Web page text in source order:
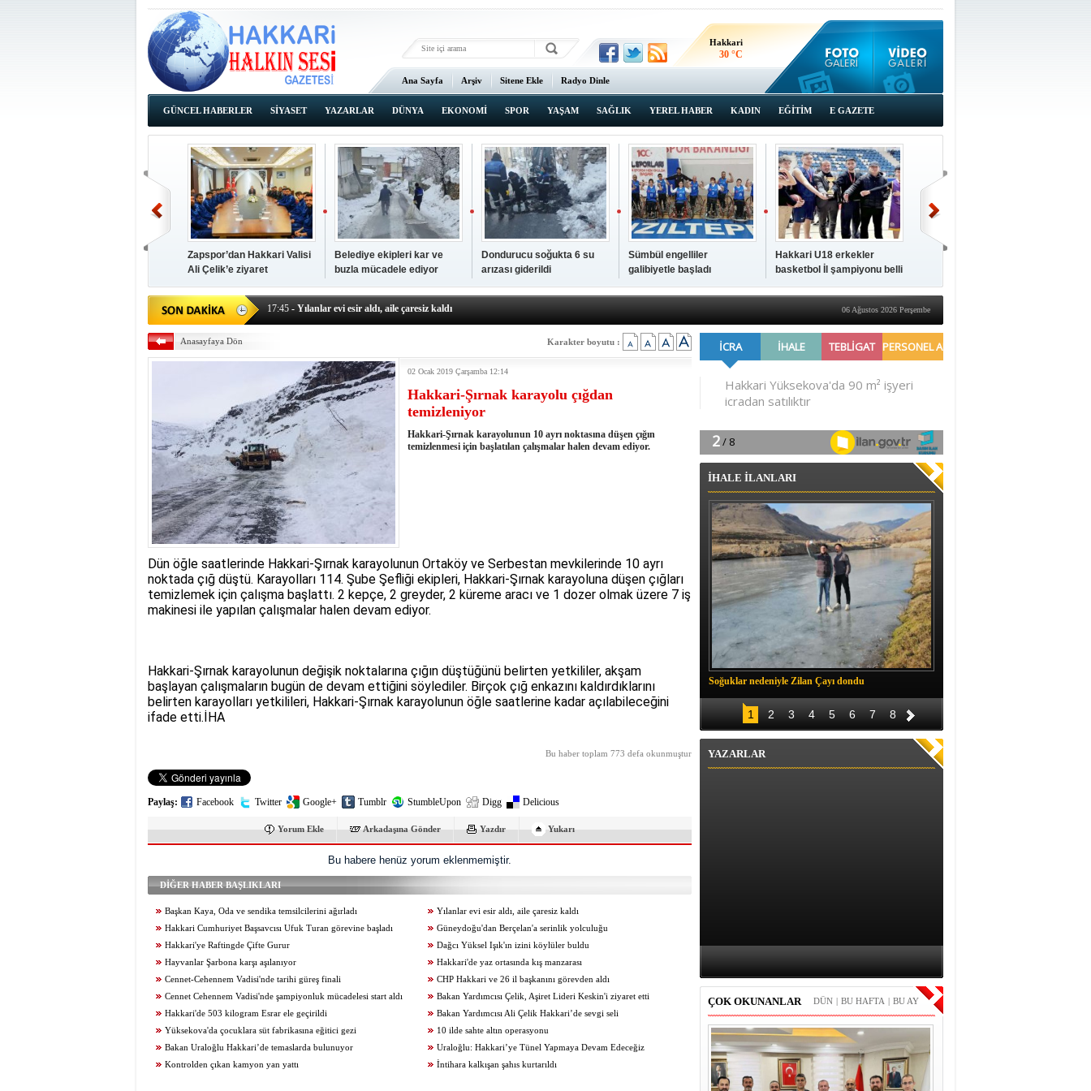
Hakkari
30 °C
Ana Sayfa Arşiv Sitene Ekle Radyo Dinle
GÜNCEL HABERLER SİYASET YAZARLAR DÜNYA EKONOMİ SPOR YAŞAM SAĞLIK YEREL HABER KADIN EĞİTİM E GAZETE
Zapspor’dan Hakkari Valisi
Ali Çelik’e ziyaret
Belediye ekipleri kar ve
buzla mücadele ediyor
Dondurucu soğukta 6 su
arızası giderildi
Sümbül engelliler
galibiyetle başladı
Hakkari U18 erkekler
basketbol İl şampiyonu belli
oldu
Toplantısı yapıldı
17:45 - Yılanlar evi esir aldı, aile çaresiz kaldı
17:43- Hakkari Cumhuriyet Başsavcısı Ufuk Turan görevine başladı
17:37- Başkan Büyüksu: Gençlerimiz için geleceğe yatırım yapıyoruz
- Hakkari'ye Raftingde Çifte Gurur
17:32- Dağcı Yüksel Işık'ın izini köylüler buldu
17:30- Hayvanlar Şarbona karşı aşılanıyor
17:27- Hakkari'de yaz ortasında kış manzarası
19:22
- Cennet-Cehennem Vadisi'nde tarihi güreş finali
19:19- CHP Hakkari ve 26 il başkanını görevden aldı
19:17
- Cennet Cehennem Vadisi'nde şampiyonluk mücadelesi start aldı
19:13 - Bakan Yardımcısı Çelik, Aşiret Lideri Keskin'i ziyaret etti
19:10- Hakkari'de 503 kilogram Esrar ele geçirildi
19:08 - Bakan Yardımcısı Ali Çelik Hakkari’de sevgi seli
06 Ağustos 2026 Perşembe
Anasayfaya Dön Karakter boyutu :
02 Ocak 2019 Çarşamba 12:14
Hakkari-Şırnak karayolu çığdan
temizleniyor
Hakkari-Şırnak karayolunun 10 ayrı noktasına düşen çığın
temizlenmesi için başlatılan çalışmalar halen devam ediyor.
Dün öğle saatlerinde Hakkari-Şırnak karayolunun Ortaköy ve Serbestan mevkilerinde 10 ayrı
noktada çığ düştü. Karayolları 114. Şube Şefliği ekipleri, Hakkari-Şırnak karayoluna düşen çığları
temizlemek için çalışma başlattı. 2 kepçe, 2 greyder, 2 küreme aracı ve 1 dozer olmak üzere 7 iş
makinesi ile yapılan çalışmalar halen devam ediyor.
Hakkari-Şırnak karayolunun değişik noktalarına çığın düştüğünü belirten yetkililer, akşam
başlayan çalışmaların bugün de devam ettiğini söylediler. Birçok çığ enkazını kaldırdıklarını
belirten karayolları yetkilileri, Hakkari-Şırnak karayolunun öğle saatlerine kadar açılabileceğini
ifade etti.İHA
Bu haber toplam 773 defa okunmuştur
Paylaş: Facebook Twitter Google+ Tumblr StumbleUpon Digg Delicious
Yorum Ekle Arkadaşına Gönder Yazdır Yukarı
Bu habere henüz yorum eklenmemiştir.
DİĞER HABER BAŞLIKLARI
Başkan Kaya, Oda ve sendika temsilcilerini ağırladı
Yılanlar evi esir aldı, aile çaresiz kaldı
Hakkari Cumhuriyet Başsavcısı Ufuk Turan görevine başladı
Güneydoğu'dan Berçelan'a serinlik yolculuğu
Hakkari'ye Raftingde Çifte Gurur
Dağcı Yüksel Işık'ın izini köylüler buldu
Hayvanlar Şarbona karşı aşılanıyor
Hakkari'de yaz ortasında kış manzarası
Cennet-Cehennem Vadisi'nde tarihi güreş finali
CHP Hakkari ve 26 il başkanını görevden aldı
Cennet Cehennem Vadisi'nde şampiyonluk mücadelesi start aldı
Bakan Yardımcısı Çelik, Aşiret Lideri Keskin'i ziyaret etti
Hakkari'de 503 kilogram Esrar ele geçirildi
Bakan Yardımcısı Ali Çelik Hakkari’de sevgi seli
Yüksekova'da çocuklara süt fabrikasına eğitici gezi
10 ilde sahte altın operasyonu
Bakan Uraloğlu Hakkari’de temaslarda bulunuyor
Uraloğlu: Hakkari’ye Tünel Yapmaya Devam Edeceğiz
Kontrolden çıkan kamyon yan yattı
İntihara kalkışan şahıs kurtarıldı
İHALE İLANLARI
Soğuklar nedeniyle Zilan Çayı dondu
1 2 3 4 5 6 7 8
YAZARLAR
ÇOK OKUNANLAR BU AY
|
BU HAFTA
|
DÜN